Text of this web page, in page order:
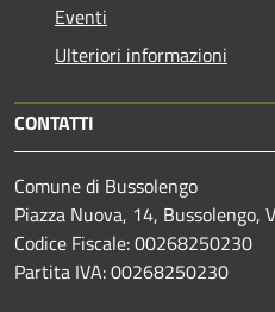
Eventi
Ulteriori informazioni
CONTATTI
Comune di Bussolengo
Piazza Nuova, 14, Bussolengo,
Codice Fiscale: 00268250230
Partita IVA: 00268250230